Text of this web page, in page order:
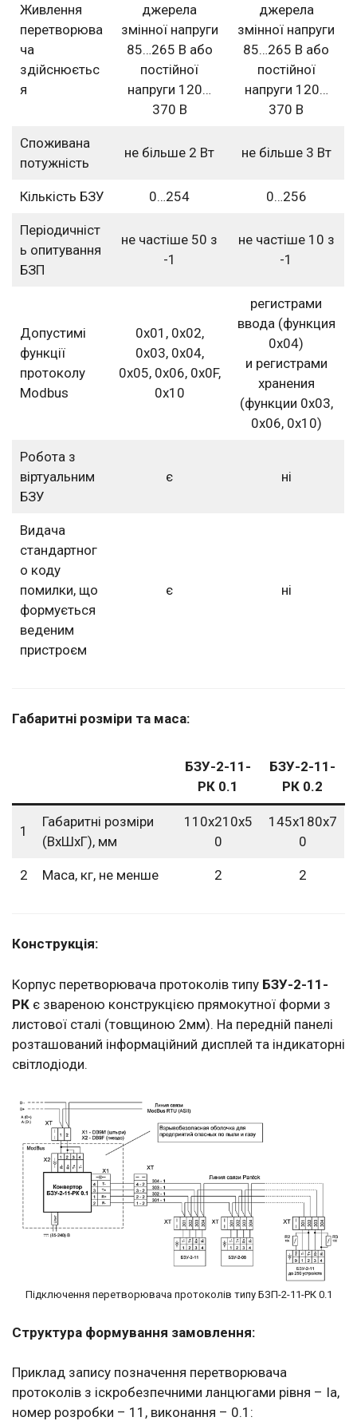
Живлення
перетворюва
ча
здійснюєтьс
я
джерела
змінної напруги
85…265 В або
постійної
напруги 120…
370 В
джерела
змінної напруги
85…265 В або
постійної
напруги 120…
370 В
Споживана
потужність
не більше 2 Вт не більше 3 Вт
Кількість БЗУ 0…254 0…256
Періодичніст
ь опитування
БЗП
не частіше 50 з
-1
не частіше 10 з
-1
Допустимі
функції
протоколу
Modbus
0х01, 0х02,
0х03, 0х04,
0х05, 0х06, 0х0F,
0х10
регистрами
ввода (функция
0х04)
и регистрами
хранения
(функции 0х03,
0х06, 0х10)
Робота з
віртуальним
БЗУ
є ні
Видача
стандартног
о коду
помилки, що
формується
веденим
пристроєм
є ні
Габаритні розміри та маса:
БЗУ-2-11-
РК 0.1
БЗУ-2-11-
РК 0.2
1
Габаритні розміри
(ВхШхГ), мм
110х210х5
0
145х180х7
0
2 Маса, кг, не менше 2 2
Конструкція:
Корпус перетворювача протоколів типу БЗУ-2-11-
РК є звареною конструкцією прямокутної форми з
листової сталі (товщиною 2мм). На передній панелі
розташований інформаційний дисплей та індикаторні
світлодіоди.
Підключення перетворювача протоколів типу БЗП-2-11-РК 0.1
Структура формування замовлення:
Приклад запису позначення перетворювача
протоколів з іскробезпечними ланцюгами рівня – Іа,
номер розробки – 11, виконання – 0.1: